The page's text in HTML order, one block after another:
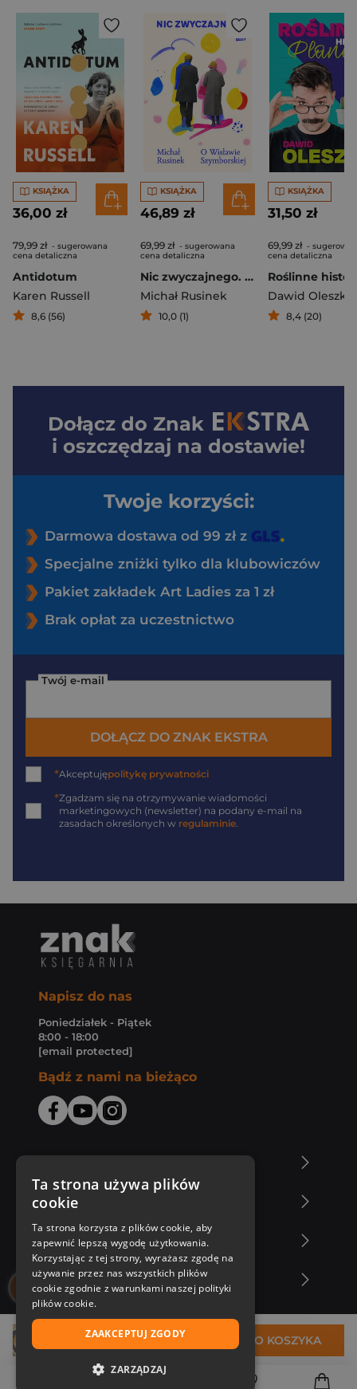
36,84 zł DO KOSZYKA
KSIĄŻKA
36,00 zł
79,99 zł - sugerowana
cena detaliczna
Antidotum
Karen Russell
8,6 (56)
KSIĄŻKA
46,89 zł
69,99 zł - sugerowana
cena detaliczna
Nic zwyczajnego. O Wisławie Szymborskiej (2026)
Michał Rusinek
10,0 (1)
KSIĄŻKA
31,50 zł
69,99 zł -
cena detaliczna
Dawid Oleszko
8,4 (20)
Dołącz do Znak
i oszczędzaj na dostawie!
Twoje korzyści:
Darmowa dostawa od 99 zł z
Specjalne zniżki tylko dla klubowiczów
Pakiet zakładek Art Ladies za 1 zł
Brak opłat za uczestnictwo
Twój e-mail
DOŁĄCZ DO ZNAK EKSTRA
*Akceptujępolitykę prywatności
*Zgadzam się na otrzymywanie wiadomości
marketingowych (newsletter) na podany e-mail na
zasadach określonych w regulaminie
Napisz do nas
Poniedziałek - Piątek
8:00 - 18:00
[email protected]
Bądź z nami na bieżąco
Zakupy u nas
Nasza oferta
Nasi autorzy
Ta strona używa plików
cookie
Ta strona korzysta z plików cookie, aby
zapewnić lepszą wygodę użytkowania.
Korzystając z tej strony, wyrażasz zgodę na
używanie przez nas wszystkich plików
cookie zgodnie z warunkami naszej polityki
plików cookie.
ZAAKCEPTUJ ZGODY
ZARZĄDZAJ